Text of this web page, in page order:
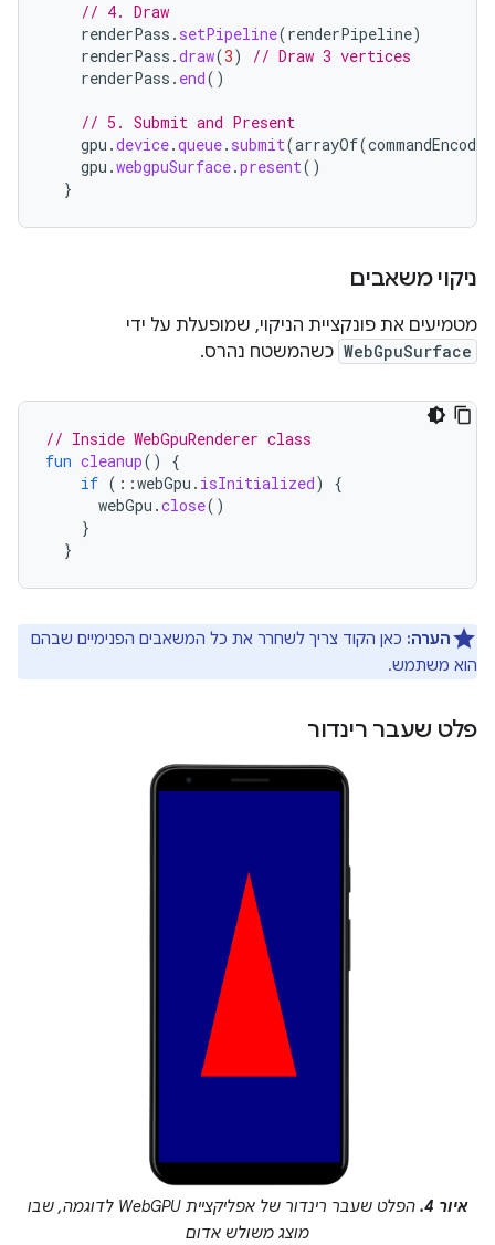
// 4. Draw
renderPass . setPipeline(renderPipeline)
renderPass .draw(3)
// Draw 3 vertices
renderPass . end()
// 5. Submit and Present
gpu .device.queue. submit(arrayOf(commandEncoder
gpu .webgpuSurface.present()
}
ניקוי משאבים
מטמיעים את פונקציית הניקוי, שמופעלת על ידי
WebGpuSurface כשהמשטח נהרס.
// Inside WebGpuRenderer class
fun cleanup()
{
if ( ::webGpu . isInitialized)
{
webGpu .close()
}
}
הערה: כאן הקוד צריך לשחרר את כל המשאבים הפנימיים שבהם
הוא משתמש.
פלט שעבר רינדור
איור 4.
הפלט שעבר רינדור של אפליקציית WebGPU לדוגמה, שבו
מוצג משולש אדום